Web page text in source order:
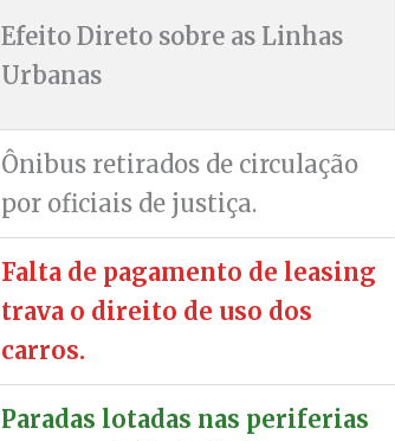
Efeito Direto sobre as Linhas
Urbanas
Ônibus retirados de circulação
por oficiais de justiça.
Falta de pagamento de leasing
trava o direito de uso dos
carros.
Paradas lotadas nas periferias